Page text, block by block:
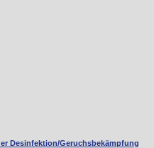
Desinfektion/Geruchsbekämpfung